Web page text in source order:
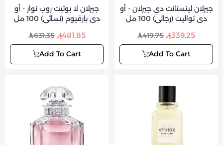
جيرلان لا بوتيت روب نوار - أو
دي بارفيوم (نسائي) 100 مل
631.35
481.85
Add To Cart
جيرلان لينستانت دي جيرلان - أو
دي تواليت (رجالي) 100 مل
419.75
339.25
Add To Cart